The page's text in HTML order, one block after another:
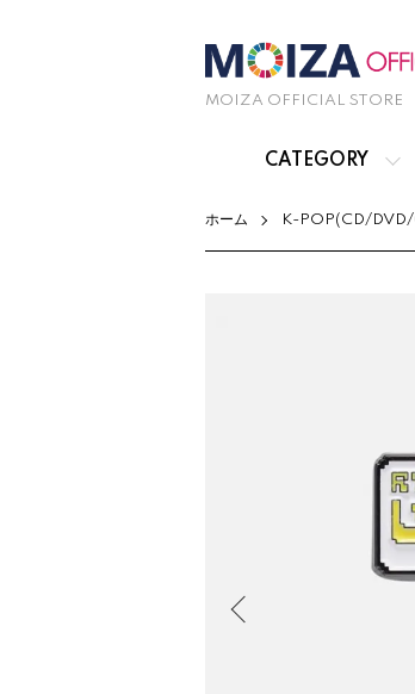
MOIZA OFFICIAL STORE
CATEGORY
ホーム K-POP(CD/DVD/